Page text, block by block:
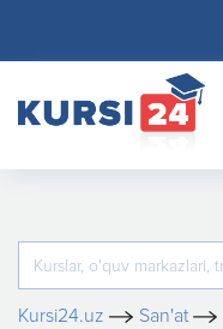
Kursi24.uz San'at